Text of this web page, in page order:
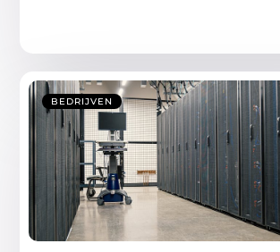
BEDRIJVEN